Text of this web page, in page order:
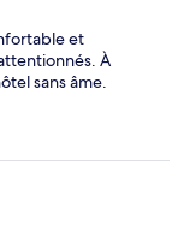
et
À
sans âme.